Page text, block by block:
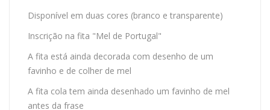
Disponível em duas cores (branco e transparente)
Inscrição na fita "Mel de Portugal"
A fita está ainda decorada com desenho de um
favinho e de colher de mel
A fita cola tem ainda desenhado um favinho de mel
antes da frase